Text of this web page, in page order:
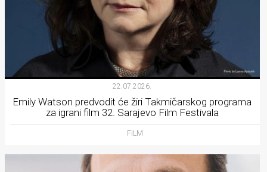
22.07.2026.
Emily Watson predvodit će žiri Takmičarskog programa
za igrani film 32. Sarajevo Film Festivala
FILM